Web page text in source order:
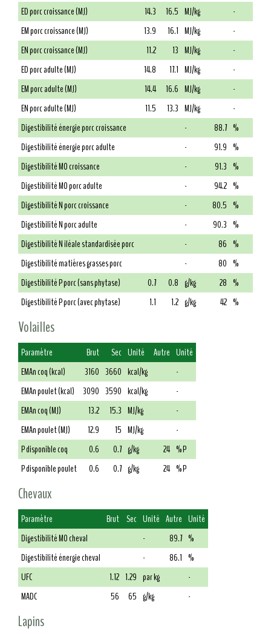
ED porc croissance (MJ)
14.3 16.5 MJ/kg
-
EM porc croissance (MJ)
13.9 16.1 MJ/kg
-
EN porc croissance (MJ)
11.2 13 MJ/kg
-
ED porc adulte (MJ)
14.8 17.1 MJ/kg
-
EM porc adulte (MJ)
14.4 16.6 MJ/kg
-
EN porc adulte (MJ)
11.5 13.3 MJ/kg
-
Digestibilité énergie porc croissance
- 88.7 %
Digestibilité énergie porc adulte
- 91.9 %
Digestibilité MO croissance
- 91.3 %
Digestibilité MO porc adulte
- 94.2 %
Digestibilité N porc croissance
- 80.5 %
Digestibilité N porc adulte
- 90.3 %
Digestibilité N iléale standardisée porc
- 86 %
Digestibilité matières grasses porc
- 80 %
Digestibilité P porc (sans phytase)
0.7 0.8 g/kg 28 %
Digestibilité P porc (avec phytase)
1.1 1.2 g/kg 42 %
Volailles
Paramètre Brut Sec Unité Autre Unité
EMAn coq (kcal)
3160 3660 kcal/kg
-
EMAn poulet (kcal)
3090 3590 kcal/kg
-
EMAn coq (MJ)
13.2 15.3 MJ/kg
-
EMAn poulet (MJ)
12.9 15 MJ/kg
-
P disponible coq
0.6 0.7 g/kg 24 % P
P disponible poulet
0.6 0.7 g/kg 24 % P
Chevaux
Paramètre Brut Sec Unité Autre Unité
Digestibilité MO cheval
- 89.7 %
Digestibilité énergie cheval
- 86.1 %
UFC
1.12 1.29 par kg
-
MADC
56 65 g/kg -
Lapins